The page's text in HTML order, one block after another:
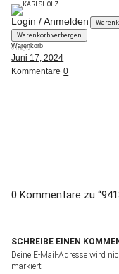
KARLSHOLZ
Login / Anmelden
Warenkorb verbergen
Warenkorb
Das System
9418_K2
Juni 17, 2024
Kommentare 0
0 Kommentare zu “
SCHREIBE EINEN
Deine E-Mail-Adresse wird
markiert